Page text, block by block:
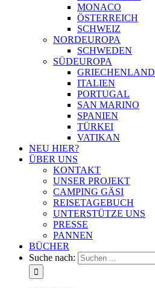
MONACO
ÖSTERREICH
SCHWEIZ
NORDEUROPA
SCHWEDEN
SÜDEUROPA
GRIECHENLAND
ITALIEN
PORTUGAL
SAN MARINO
SPANIEN
TÜRKEI
VATIKAN
NEU HIER?
ÜBER UNS
KONTAKT
UNSER PROJEKT
CAMPING GÄSI
REISETAGEBUCH
UNTERSTÜTZE UNS
PRESSE
PANNEN
BÜCHER
Suche nach: